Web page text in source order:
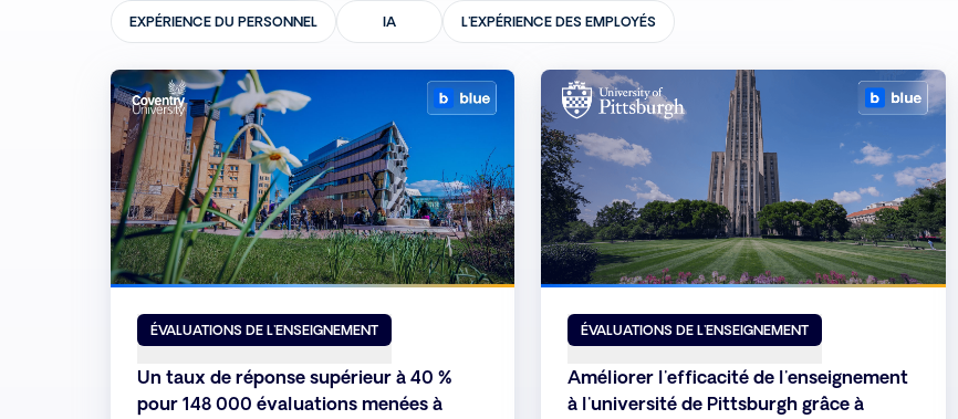
EXPÉRIENCE DU PERSONNEL IA L'EXPÉRIENCE DES EMPLOYÉS
ÉVALUATIONS DE L'ENSEIGNEMENT
Un taux de réponse supérieur à 40 %
pour 148 000 évaluations menées à
ÉVALUATIONS DE L'ENSEIGNEMENT
Améliorer l'efficacité de l'enseignement
à l'université de Pittsburgh grâce à